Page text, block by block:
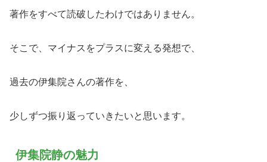
著作をすべて読破したわけではありません。
そこで、マイナスをプラスに変える発想で、
過去の伊集院さんの著作を、
少しずつ振り返っていきたいと思います。
伊集院静の魅力